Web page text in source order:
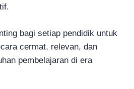
bagi setiap pendidik untuk
cermat, relevan, dan
pembelajaran di era